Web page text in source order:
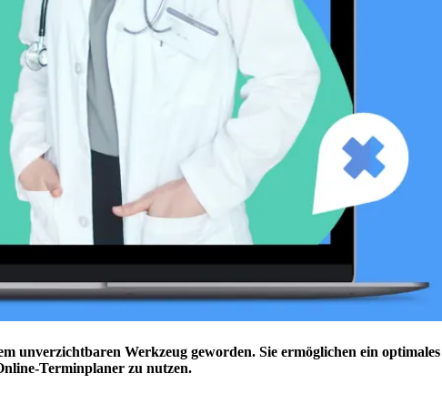
Werkzeug geworden. Sie ermöglichen ein
Terminplaner zu nutzen.